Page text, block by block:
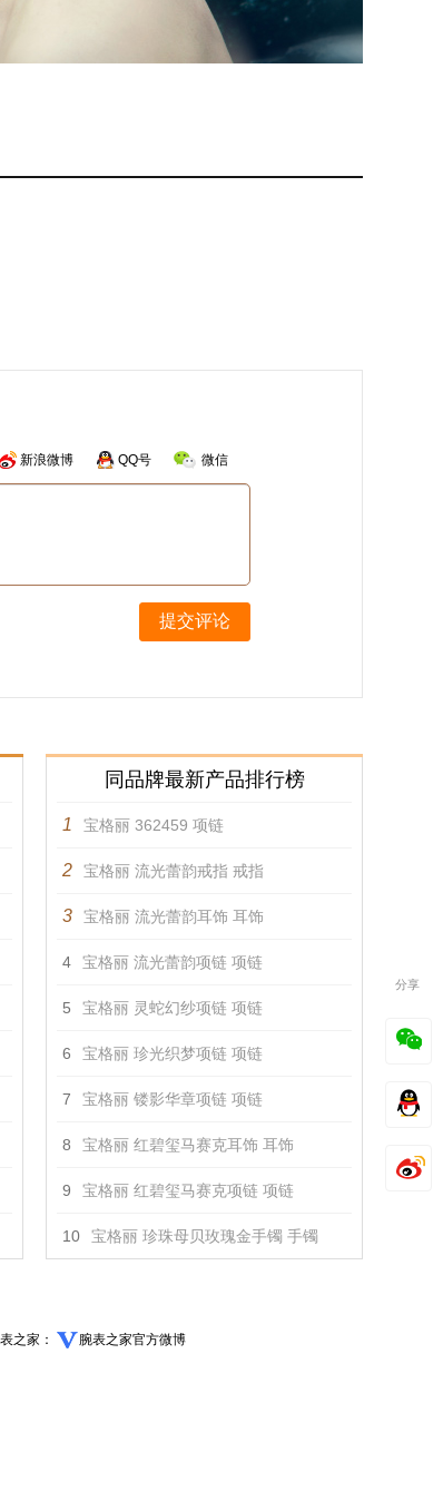
新浪微博 QQ号 微信
提交评论
同品牌最新产品排行榜
1 宝格丽 362459 项链
2 宝格丽 流光蕾韵戒指 戒指
3 宝格丽 流光蕾韵耳饰 耳饰
4 宝格丽 流光蕾韵项链 项链
5 宝格丽 灵蛇幻纱项链 项链
6 宝格丽 珍光织梦项链 项链
7 宝格丽 镂影华章项链 项链
8 宝格丽 红碧玺马赛克耳饰 耳饰
9 宝格丽 红碧玺马赛克项链 项链
10 宝格丽 珍珠母贝玫瑰金手镯 手镯
之家： 腕表之家官方微博
分享